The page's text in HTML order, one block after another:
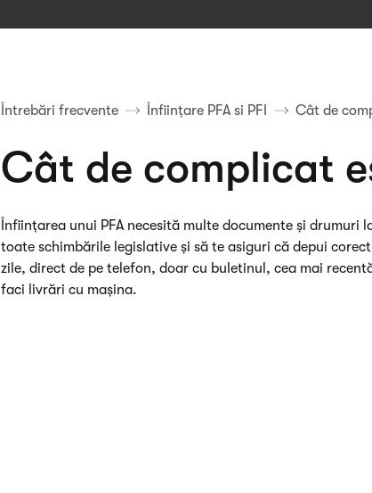
Întrebări frecvente Înființare PFA si PFI Cât de
Cât de complicat
Înființarea unui PFA necesită multe documente și
toate schimbările legislative și să te asiguri că depui
zile, direct de pe telefon, doar cu buletinul, cea mai
faci livrări cu mașina.